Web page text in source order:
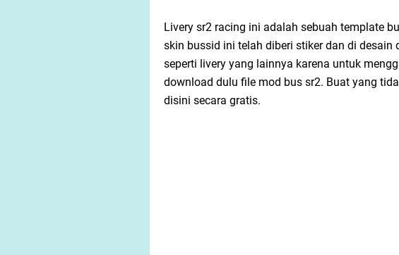
Livery sr2 racing ini adalah sebuah template
skin bussid ini telah diberi stiker dan di desain
seperti livery yang lainnya karena untuk
download dulu file mod bus sr2. Buat yang
disini secara gratis.